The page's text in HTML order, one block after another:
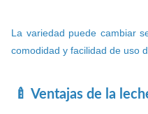
La variedad puede cambiar
comodidad y facilidad de uso
🍼 Ventajas de la